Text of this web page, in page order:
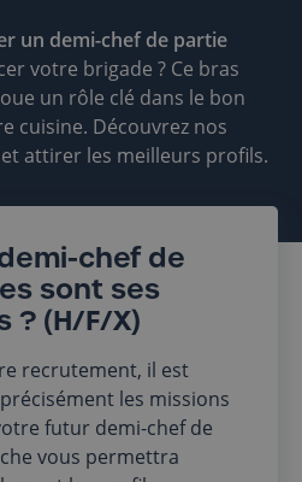
un demi-chef de partie
votre brigade ? Ce bras
un rôle clé dans le bon
cuisine. Découvrez nos
attirer les meilleurs profils.
chef de
sont ses
? (H/F/X)
recrutement, il est
les missions
futur demi-chef de
vous permettra